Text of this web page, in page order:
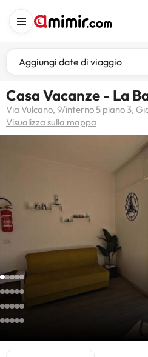
Aggiungi date di viaggio
Casa Vacanze - La
Via Vulcano, 9/interno 5 piano 3,
Visualizza sulla mappa